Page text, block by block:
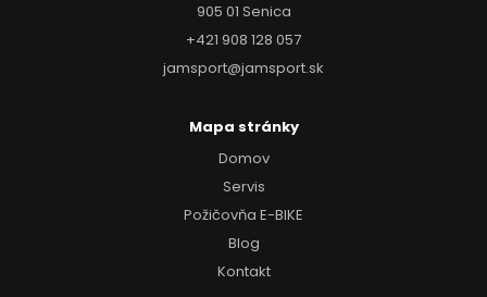
905 01 Senica
+421 908 128 057
jamsport@jamsport.sk
Mapa stránky
Domov
Servis
Požičovňa E-BIKE
Blog
Kontakt